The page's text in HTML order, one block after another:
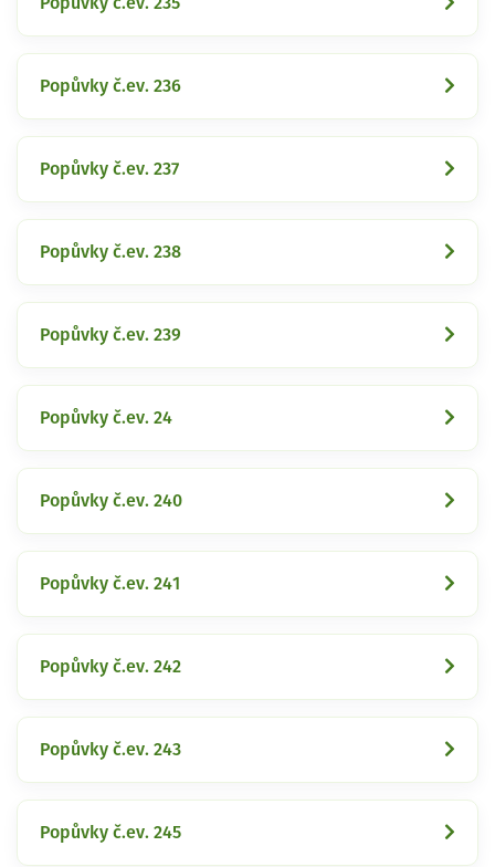
Popůvky č.ev. 236
Popůvky č.ev. 237
Popůvky č.ev. 238
Popůvky č.ev. 239
Popůvky č.ev. 24
Popůvky č.ev. 240
Popůvky č.ev. 241
Popůvky č.ev. 242
Popůvky č.ev. 243
Popůvky č.ev. 245